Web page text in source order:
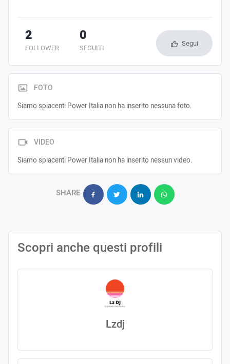
FOLLOWER
2
SEGUITI
0 Segui
FOTO
Siamo spiacenti Power Italia non ha inserito nessuna foto.
VIDEO
Siamo spiacenti Power Italia non ha inserito nessun video.
SHARE
Scopri anche questi profili
Lzdj